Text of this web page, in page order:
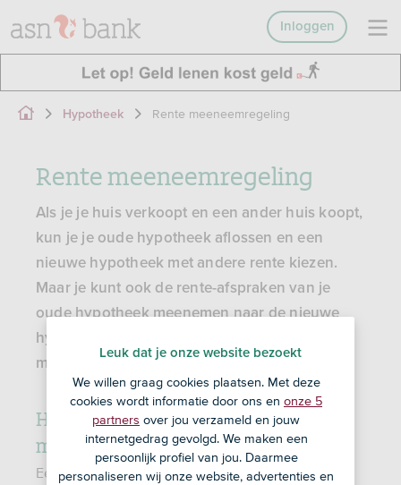
Inloggen
Hypotheek Rente meeneemregeling
Rente meeneemregeling
Als je je huis verkoopt en een ander huis koopt,
kun je je oude hypotheek aflossen en een
nieuwe hypotheek met andere rente kiezen.
Maar je kunt ook de rente-afspraken van je
oude hypotheek meenemen naar de nieuwe
hypotheek. Dit noemen we de rente
meeneemregeling.
Hoe werkt de rente
meeneemregeling?
Een bestaande hypotheek meeverhuizen of
Leuk dat je onze website bezoekt
We willen graag cookies plaatsen. Met deze
cookies wordt informatie door ons en onze 5
partners over jou verzameld en jouw
internetgedrag gevolgd. We maken een
persoonlijk profiel van jou. Daarmee
personaliseren wij onze website, advertenties en